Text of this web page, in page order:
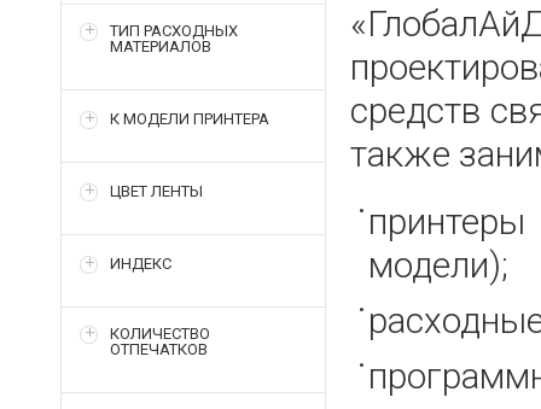
ТИП РАСХОДНЫХ
МАТЕРИАЛОВ
К МОДЕЛИ ПРИНТЕРА
ЦВЕТ ЛЕНТЫ
ИНДЕКС
КОЛИЧЕСТВО
ОТПЕЧАТКОВ
средств
также
модели);